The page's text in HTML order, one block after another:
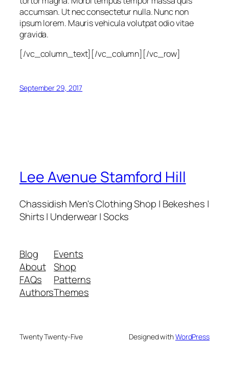
accumsan. Ut nec consectetur nulla. Nunc non
ipsum lorem. Mauris vehicula volutpat odio vitae
gravida.
[/vc_column_text][/vc_column][/vc_row]
September 29, 2017
Lee Avenue Stamford Hill
Chassidish Men's Clothing Shop | Bekeshes |
Shirts | Underwear | Socks
Blog
About
FAQs
Authors
Events
Shop
Patterns
Themes
Twenty Twenty-Five Designed withWordPress